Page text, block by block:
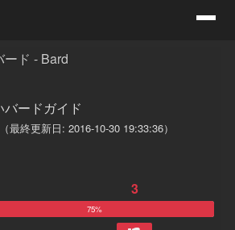
ド - Bard
ードガイド
（最終更新日: 2016-10-30 19:33:36）
3
75%